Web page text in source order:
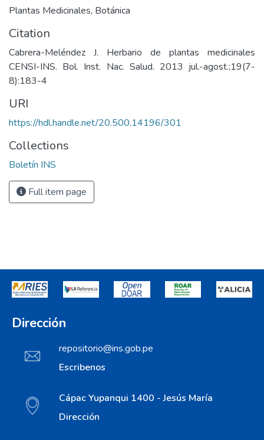
Plantas Medicinales, Botánica
Citation
Cabrera-Meléndez J. Herbario de plantas medicinales
CENSI-INS. Bol. Inst. Nac. Salud. 2013 jul.-agost.;19(7-
8):183-4
URI
https://hdl.handle.net/20.500.14196/301
Collections
Boletín INS
Full item page
Dirección
repositorio@ins.gob.pe
Escribenos
Cápac Yupanqui 1400 - Jesús María
Dirección